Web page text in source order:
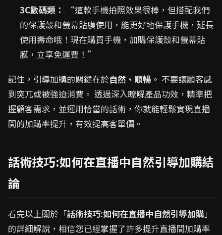
3C數碼類：
“這款手機拍照效果很棒，但搭配我們
的保護殼和螢幕貼膜使用，能更好地保護手機，延長
使用壽命哦！現在購買手機，加購保護殼和螢幕貼
膜，立享免運費！”
記住，引導加購的關鍵在於自然、順暢 。 不要讓顧客感
到突兀或被強迫消費。 透過深入瞭解產品功效，精準把
握顧客需求，並運用恰當的話術，你就能輕鬆實現直播
間的加購率提升，有效提高客單價。
話術技巧:如何在直播中自然引導加購結
論
看完以上關於「話術技巧:如何在直播中自然引導加購」
的詳細解說，相信您已經掌握了許多提升直播間加購率